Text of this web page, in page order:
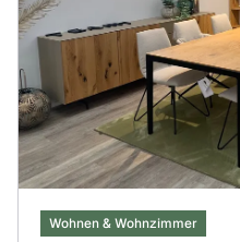
Wohnen & Wohnzimmer